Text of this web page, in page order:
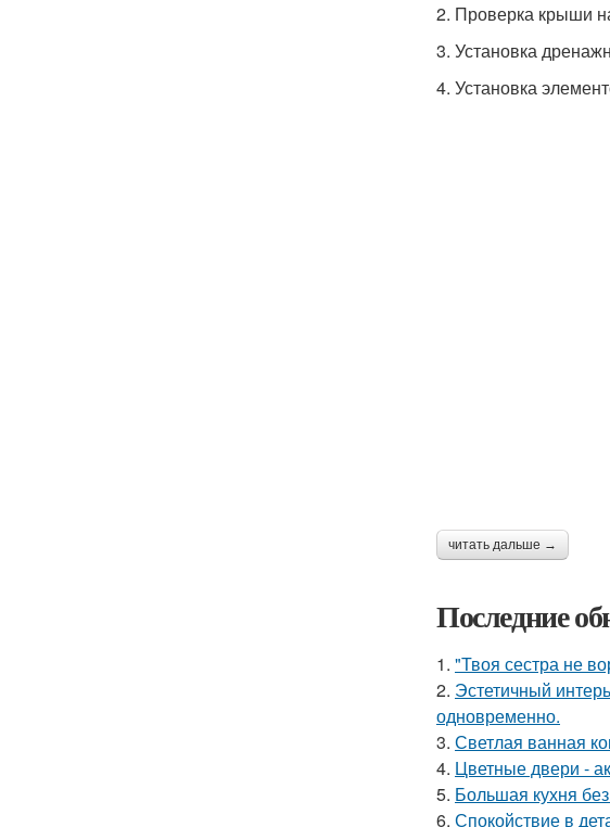
2. Проверка крыши
3. Установка
4. Установка
читать дальше →
Последние
1. "Твоя сестра не
2. Эстетичный
одновременно.
3. Светлая ванная
4. Цветные двери -
5. Большая кухня
6. Спокойствие в